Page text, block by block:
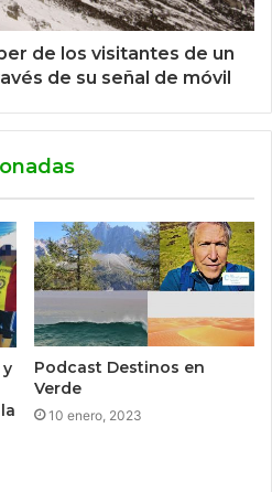
de los visitantes de un
de su señal de móvil
Podcast Destinos en
Verde
10 enero, 2023